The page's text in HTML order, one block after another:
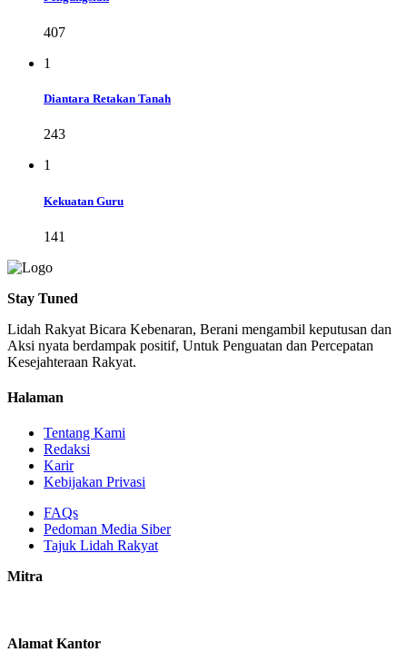
407
1
Diantara Retakan Tanah
243
1
Kekuatan Guru
141
Stay Tuned
Lidah Rakyat Bicara Kebenaran, Berani mengambil keputusan dan
Aksi nyata berdampak positif, Untuk Penguatan dan Percepatan
Kesejahteraan Rakyat.
Halaman
Tentang Kami
Redaksi
Karir
Kebijakan Privasi
FAQs
Pedoman Media Siber
Tajuk Lidah Rakyat
Mitra
Alamat Kantor